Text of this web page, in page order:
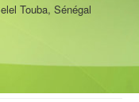
Touba, Sénégal